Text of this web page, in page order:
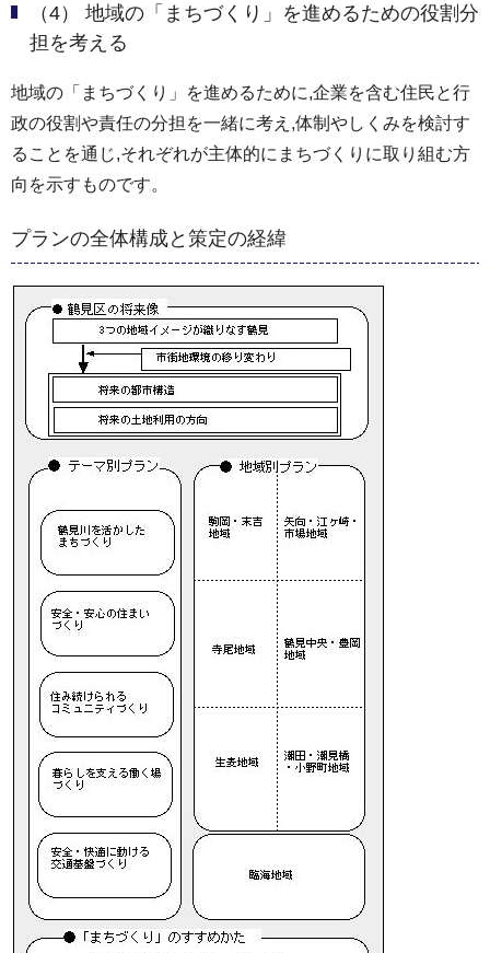
（4） 地域の「まちづくり」を進めるための役割分
担を考える
地域の「まちづくり」を進めるために,企業を含む住民と行
政の役割や責任の分担を一緒に考え,体制やしくみを検討す
ることを通じ,それぞれが主体的にまちづくりに取り組む方
向を示すものです。
プランの全体構成と策定の経緯